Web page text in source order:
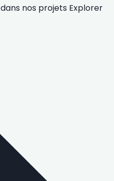
dans nos projets Explorer